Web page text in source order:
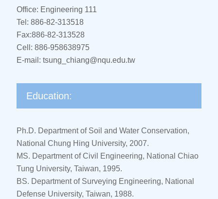
Office: Engineering 111
Tel: 886-82-313518
Fax:886-82-313528
Cell: 886-958638975
E-mail: tsung_chiang@nqu.edu.tw
Education:
Ph.D. Department of Soil and Water Conservation,
National Chung Hing University, 2007.
MS. Department of Civil Engineering, National Chiao
Tung University, Taiwan, 1995.
BS. Department of Surveying Engineering, National
Defense University, Taiwan, 1988.